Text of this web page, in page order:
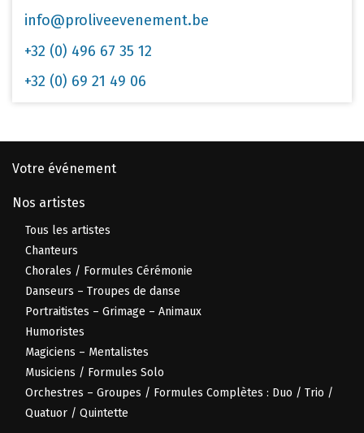
info@proliveevenement.be
+32 (0) 496 67 35 12
+32 (0) 69 21 49 06
Votre événement
Nos artistes
Tous les artistes
Chanteurs
Chorales / Formules Cérémonie
Danseurs – Troupes de danse
Portraitistes – Grimage – Animaux
Humoristes
Magiciens – Mentalistes
Musiciens / Formules Solo
Orchestres – Groupes / Formules Complètes : Duo / Trio /
Quatuor / Quintette